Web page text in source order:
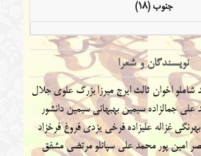
جنوب (18)
نویسندگان و شعرا
شاملو اخوان ثالث ایرج میرزابزرگ علوی جلال
جمالزادهسیمین بهبهانیسیمین دانشور
غزاله علیزادهفرخی یزدی فروغ فرخزاد
امین پور محمد علی سپانلومرتضی مشفق